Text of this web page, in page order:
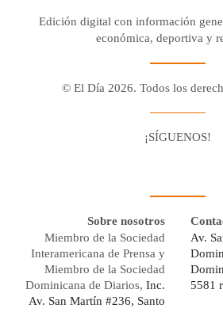
Edición digital con información
económica, deportiva y
© El Día 2026. Todos los
¡SÍGUENOS!
Sobre nosotros
Miembro de la Sociedad
Interamericana de Prensa y
Miembro de la Sociedad
Dominicana de Diarios, Inc.
Av. San Martín #236, Santo
Av.
5581